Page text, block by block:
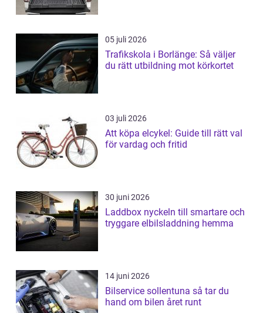
05 juli 2026
Trafikskola i Borlänge: Så väljer
du rätt utbildning mot körkortet
03 juli 2026
Att köpa elcykel: Guide till rätt val
för vardag och fritid
30 juni 2026
Laddbox nyckeln till smartare och
tryggare elbilsladdning hemma
14 juni 2026
Bilservice sollentuna så tar du
hand om bilen året runt